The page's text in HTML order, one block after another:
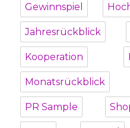
Gewinnspiel
Jahresrückblick
Kooperation
Monatsrückblick
PR Sample